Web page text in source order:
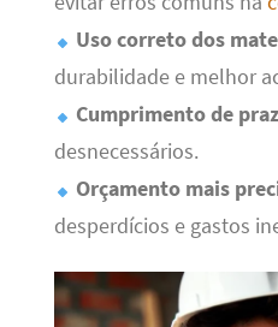
Uso correto dos
durabilidade e melhor
Cumprimento de
desnecessários.
Orçamento mais
desperdícios e gastos